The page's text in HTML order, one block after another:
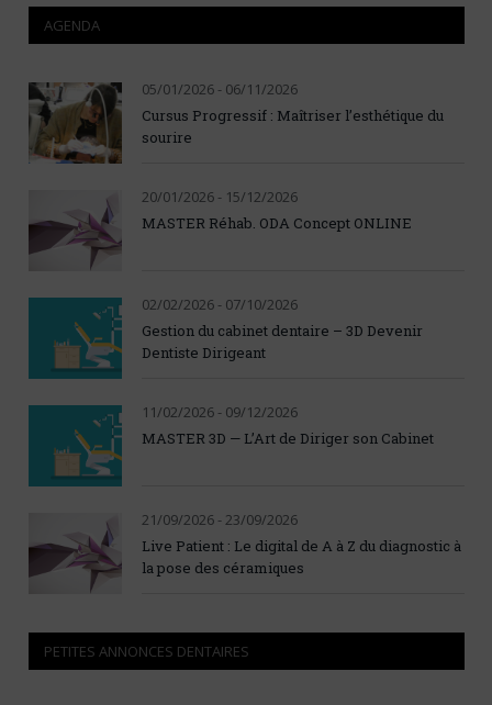
AGENDA
05/01/2026 - 06/11/2026
Cursus Progressif : Maîtriser l’esthétique du
sourire
20/01/2026 - 15/12/2026
MASTER Réhab. ODA Concept ONLINE
02/02/2026 - 07/10/2026
Gestion du cabinet dentaire – 3D Devenir
Dentiste Dirigeant
11/02/2026 - 09/12/2026
MASTER 3D — L’Art de Diriger son Cabinet
21/09/2026 - 23/09/2026
Live Patient : Le digital de A à Z du diagnostic à
la pose des céramiques
PETITES ANNONCES DENTAIRES